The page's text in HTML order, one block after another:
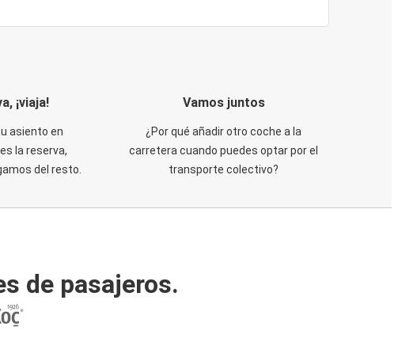
¡viaja!
asiento en
la reserva,
del resto.
Vamos juntos
¿Por qué añadir otro coche a la
carretera cuando puedes optar por el
transporte colectivo?
de pasajeros.